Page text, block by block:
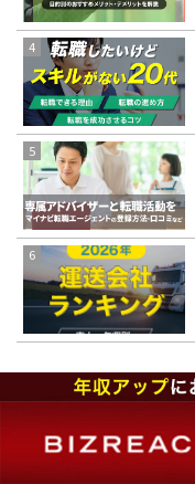
カテゴリー